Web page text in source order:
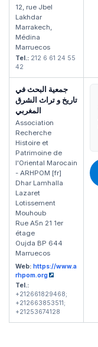
12, rue Jbel
Lakhdar
Marrakech,
Médina
Marruecos
Tel.: 212 6 61 24 55
42
جمعية البحث في
تاريخ و تراث الشرق
المغربي
Association
Recherche
Histoire et
Patrimoine de
l'Oriental Marocain
- ARHPOM [fr]
Dhar Lamhalla
Lazaret
Lotissement
Mouhoub
Rue A5n 21 1er
étage
Oujda BP 644
Marruecos
Web: https://www.a
rhpom.org
Tel.:
+212661829468;
+212663853511;
+21253674128